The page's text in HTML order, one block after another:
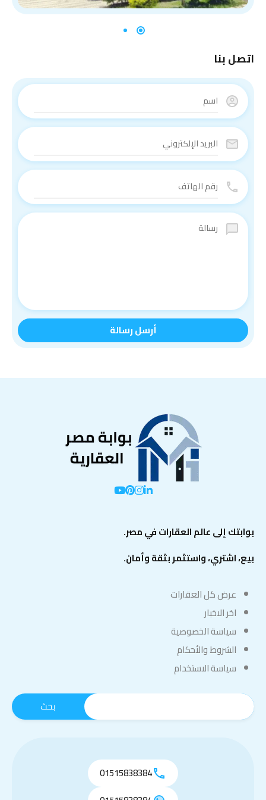
اتصل بنا
بوابتك إلى عالم العقارات في مصر.
بيع، اشتري، واستثمر بثقة وأمان.
عرض كل العقارات
اخر الاخبار
سياسة الخصوصية
الشروط والأحكام
سياسة الاستخدام
01515838384